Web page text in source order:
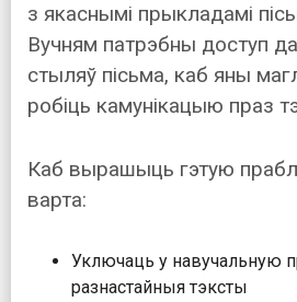
з якаснымі прыкладамі
Вучням патрэбны доступ
стыляў пісьма, каб яны
робіць камунікацыю праз
Каб вырашыць гэтую
варта:
Уключаць у навучальную
разнастайныя тэксты